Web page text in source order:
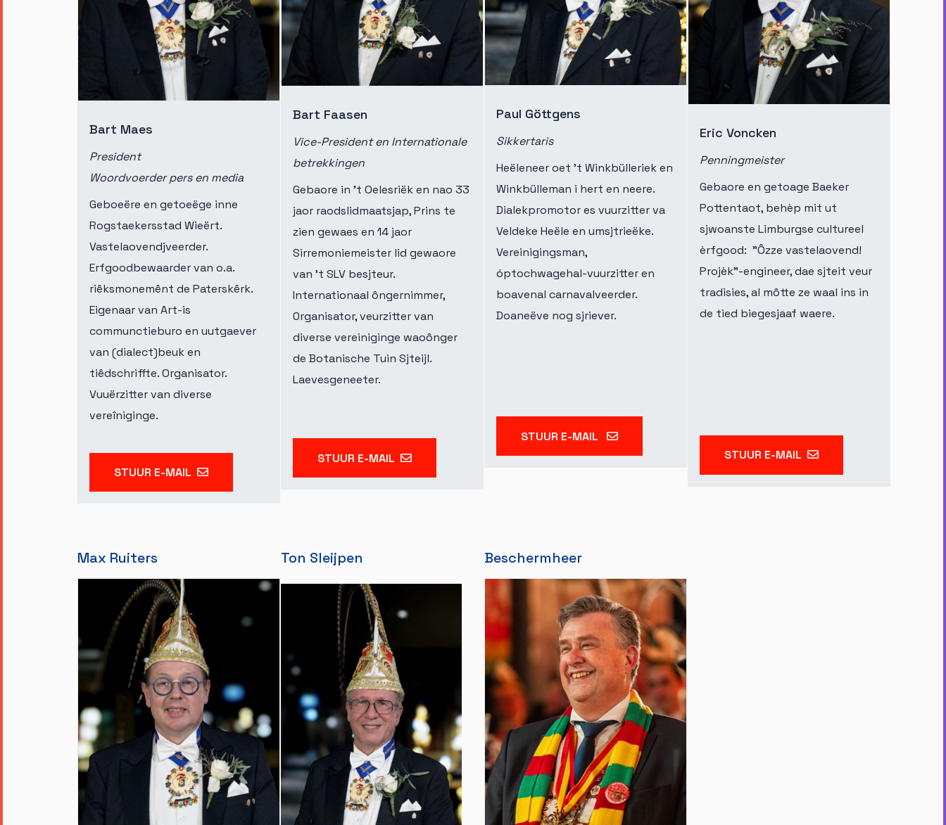
Bart Maes
President
Woordvoerder pers en media
Geboeëre en getoeëge inne
Rogstaekersstad Wieërt.
Vastelaovendjveerder.
Erfgoodbewaarder van o.a.
riêksmonemênt de Paterskêrk.
Eigenaar van Art-is
communctieburo en uutgaever
van (dialect)beuk en
tiêdschriffte. Organisator.
Vuuërzitter van diverse
vereîniginge.
STUUR E-MAIL
Bart Faasen
Vice-President en Internationale
betrekkingen
Gebaore in ’t Oelesriëk en nao 33
jaor raodslidmaatsjap, Prins te
zien gewaes en 14 jaor
Sirremoniemeister lid gewaore
van ’t SLV besjteur.
Internationaal ôngernimmer,
0rganisator, veurzitter van
diverse vereiniginge waoônger
de Botanische Tuin Sjteijl.
Laevesgeneeter.
STUUR E-MAIL
Paul Göttgens
Sikkertaris
Heëleneer oet ’t Winkbülleriek en
Winkbülleman i hert en neere.
Dialekpromotor es vuurzitter va
Veldeke Heële en umsjtrieëke.
Vereinigingsman,
óptochwagehal-vuurzitter en
boavenal carnavalveerder.
Doaneëve nog sjriever.
STUUR E-MAIL
Eric Voncken
Penningmeister
Gebaore en getoage Baeker
Pottentaot, behèp mit ut
sjwoanste Limburgse cultureel
èrfgood: "Ôzze vastelaovend!
Projèk"-engineer, dae sjteit veur
tradisies, al môtte ze waal ins in
de tied biegesjaaf waere.
STUUR E-MAIL
Max Ruiters Ton Sleijpen Beschermheer